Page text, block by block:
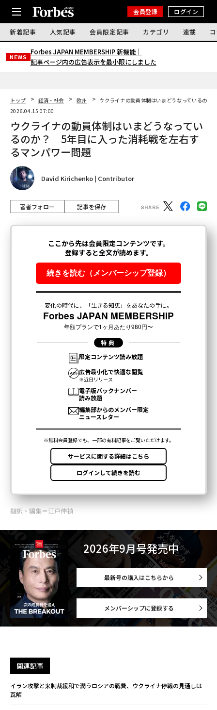
会員登録 ログイン
新着記事 人気記事 会員限定記事 カテゴリ 連載
NEWS
Forbes JAPAN MEMBERSHIP 新機能｜
記事ページ内の広告表示を最小限にしました
トップ 経済・社会 欧州
ウクライナの動員体制はいまどうなっているの
2026.04.15 07:00
ウクライナの動員体制はいまどうなってい
るのか？ 5年目に入った消耗戦を左右す
るマンパワー問題
David Kirichenko | Contributor
著者フォロー 記事を保存
翻訳・編集＝江戸伸禎
2026年9月号発売中
最新号の購入はこちらから
メンバーシップに登録する
関連記事
イラン攻撃と米制裁緩和で潤うロシアの戦費、ウクライナ停戦の見通しは
瓦解